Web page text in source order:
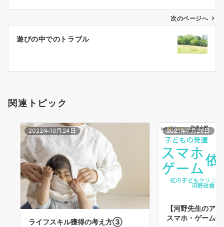
ゲ
シ
ン
次のページへ
遊びの中でのトラブル
関連トピック
2022年10月24日
ライフスキル獲得の考え方③
2021年7月26日
【河野先生のア
スマホ・ゲーム